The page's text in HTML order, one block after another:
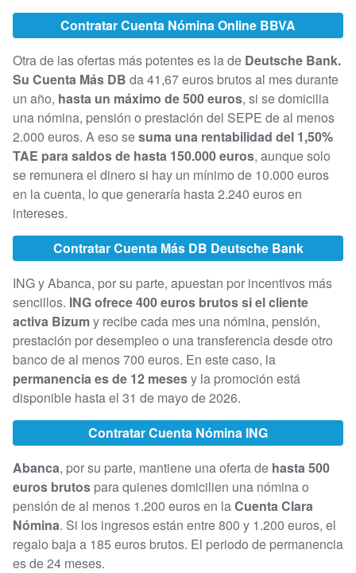
Contratar Cuenta Nómina Online BBVA
Otra de las ofertas más potentes es la de Deutsche Bank.
Su Cuenta Más DB da 41,67 euros brutos al mes durante
un año, hasta un máximo de 500 euros, si se domicilia
una nómina, pensión o prestación del SEPE de al menos
2.000 euros. A eso sesuma una rentabilidad del 1,50%
TAE para saldos de hasta 150.000 euros, aunque solo
se remunera el dinero si hay un mínimo de 10.000 euros
en la cuenta, lo que generaría hasta 2.240 euros en
intereses.
Contratar Cuenta Más DB Deutsche Bank
ING y Abanca, por su parte, apuestan por incentivos más
sencillos. ING ofrece 400 euros brutos si el cliente
activa Bizumy recibe cada mes una nómina, pensión,
prestación por desempleo o una transferencia desde otro
banco de al menos 700 euros. En este caso, la
permanencia es de 12 mesesy la promoción está
disponible hasta el 31 de mayo de 2026.
Contratar Cuenta Nómina ING
Abanca, por su parte, mantiene una oferta de hasta 500
euros brutos para quienes domicilien una nómina o
pensión de al menos 1.200 euros en laCuenta Clara
Nómina. Si los ingresos están entre 800 y 1.200 euros, el
regalo baja a 185 euros brutos. El periodo de permanencia
es de 24 meses.